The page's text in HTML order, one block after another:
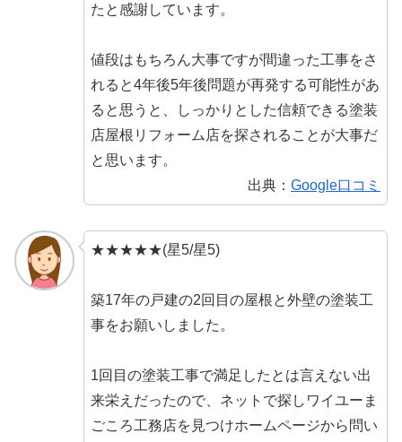
たと感謝しています。
値段はもちろん大事ですが間違った工事をさ
れると4年後5年後問題が再発する可能性があ
ると思うと、しっかりとした信頼できる塗装
店屋根リフォーム店を探されることが大事だ
と思います。
出典： Google口コミ
★★★★★(星5/星5)
築17年の戸建の2回目の屋根と外壁の塗装工
事をお願いしました。
1回目の塗装工事で満足したとは言えない出
来栄えだったので、ネットで探しワイユーま
ごころ工務店を見つけホームページから問い